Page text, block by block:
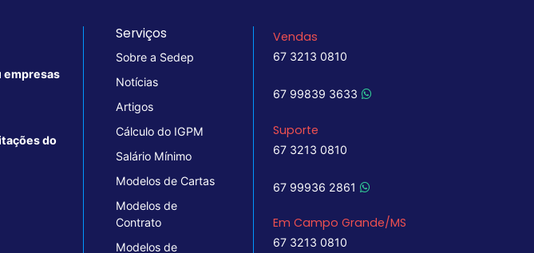
empresas
do
Serviços
Sobre a Sedep
Notícias
Artigos
Cálculo do IGPM
Salário Mínimo
Modelos de Cartas
Modelos de
Contrato
Modelos de
Vendas
67 3213 0810
67 99839 3633
Suporte
67 3213 0810
67 99936 2861
Em Campo Grande/MS
67 3213 0810